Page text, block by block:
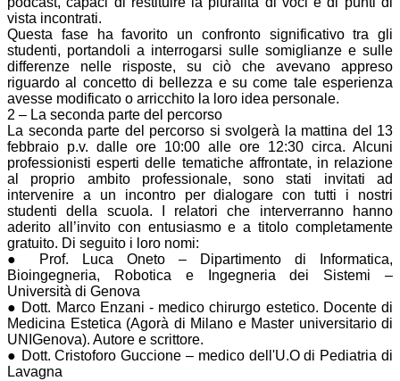
vista incontrati.
Questa fase ha favorito un confronto significativo tra gli
studenti, portandoli a interrogarsi sulle somiglianze e sulle
differenze nelle risposte, su ciò che avevano appreso
riguardo al concetto di bellezza e su come tale esperienza
avesse modificato o arricchito la loro idea personale.
2 – La seconda parte del percorso
La seconda parte del percorso si svolgerà la mattina del 13
febbraio p.v. dalle ore 10:00 alle ore 12:30 circa. Alcuni
professionisti esperti delle tematiche affrontate, in relazione
al proprio ambito professionale, sono stati invitati ad
intervenire a un incontro per dialogare con tutti i nostri
studenti della scuola. I relatori che interverranno hanno
aderito all’invito con entusiasmo e a titolo completamente
gratuito. Di seguito i loro nomi:
● Prof. Luca Oneto – Dipartimento di Informatica,
Bioingegneria, Robotica e Ingegneria dei Sistemi –
Università di Genova
● Dott. Marco Enzani - medico chirurgo estetico. Docente di
Medicina Estetica (Agorà di Milano e Master universitario di
UNIGenova). Autore e scrittore.
● Dott. Cristoforo Guccione – medico dell'U.O di Pediatria di
Lavagna